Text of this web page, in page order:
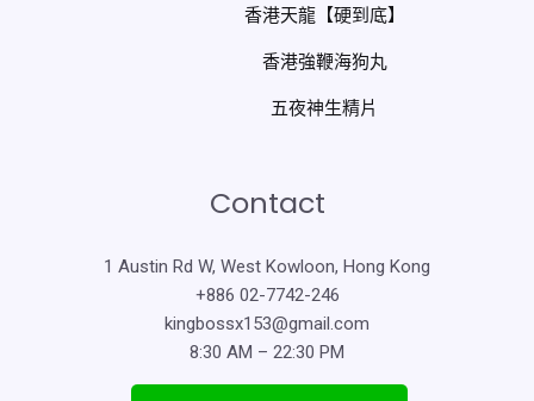
香港天龍【硬到底】
香港強鞭海狗丸
五夜神生精片
Contact
1 Austin Rd W, West Kowloon, Hong Kong
+886 02-7742-246
kingbossx153@gmail.com
8:30 AM – 22:30 PM